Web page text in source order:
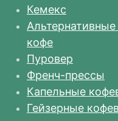
Кемекс
кофе
Пуровер
Френч-прессы
Капельные
Гейзерные